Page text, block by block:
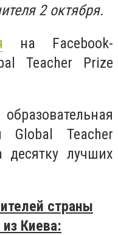
2 октября.
на Facebook-
Teacher Prize
Global Teacher
десятку лучших
страны
Киева: